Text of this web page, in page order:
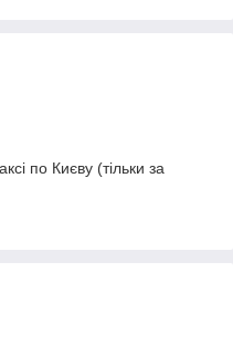
по Києву (тільки за